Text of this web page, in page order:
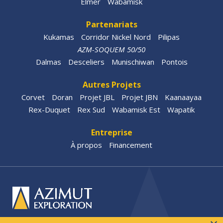
Partenariats
Kukamas Corridor Nickel Nord
Pilipas
AZM-SOQUEM 50/50
Dalmas
Desceliers Munischiwan Pontois
Autres Projets
Corvet Doran Projet JBL Projet JBN
Kaanaayaa
Rex-Duquet
Rex Sud Wabamisk Est Wapatik
Entreprise
À propos Financement